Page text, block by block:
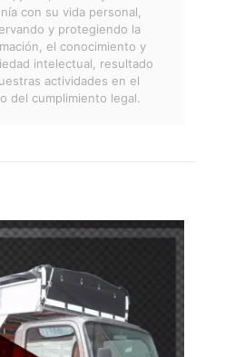
con su vida personal,
y protegiendo la
el conocimiento y
intelectual, resultado
actividades en el
del cumplimiento legal.